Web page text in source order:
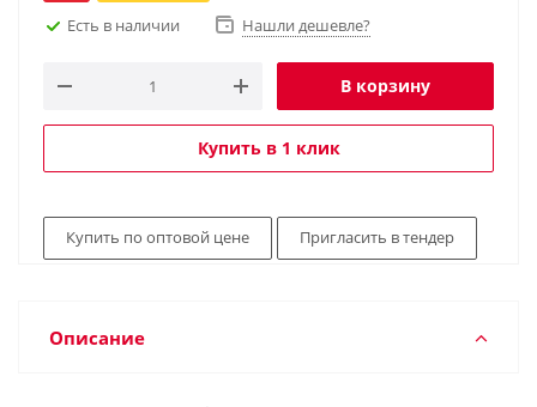
Есть в наличии Нашли дешевле?
В корзину
Купить в 1 клик
Купить по оптовой цене Пригласить в тендер
Описание